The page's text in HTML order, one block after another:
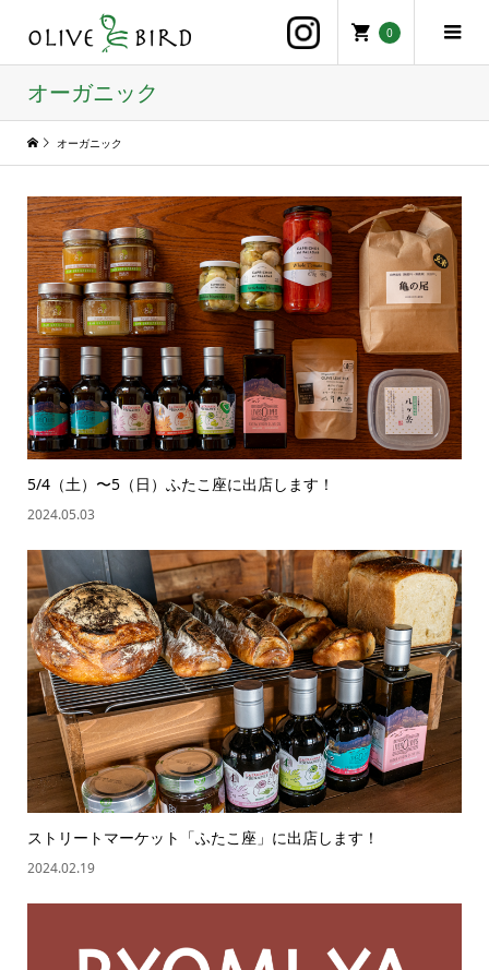
0
オーガニック
オーガニック
5/4（土）〜5（日）ふたこ座に出店します！
2024.05.03
ストリートマーケット「ふたこ座」に出店します！
2024.02.19